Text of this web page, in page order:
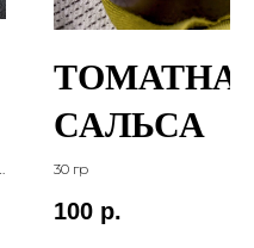
САЛЬСА
30 гр
100 р.